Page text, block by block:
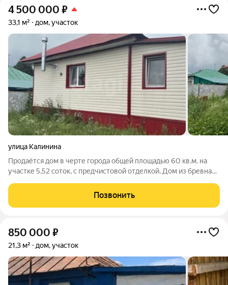
4 500 000 ₽
33,1 м² дом, участок
улица Калинина
Продаётся дом в черте города общей площадью 60 кв.м. на
участке 5,52 соток, с предчистовой отделкой. Дом из бревна
зал, кухня, санузел и веранда. Установлены хорошие окна,
полностью заменена
Позвонить
850 000 ₽
21,3 м² дом, участок